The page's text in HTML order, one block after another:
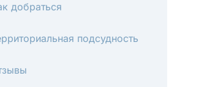
добраться
подсудность